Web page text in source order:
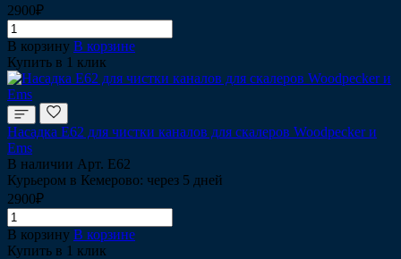
2900₽
В корзину В корзине
Купить в 1 клик
Насадка Е62 для чистки каналов для скалеров Woodpecker и
Ems
В наличии Арт. Е62
Курьером в Кемерово: через 5 дней
2900₽
В корзину В корзине
Купить в 1 клик